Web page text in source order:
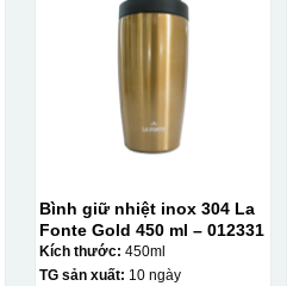
Bình giữ nhiệt inox 304 La
Fonte Gold 450 ml – 012331
Kích thước: 450ml
TG sản xuất: 10 ngày